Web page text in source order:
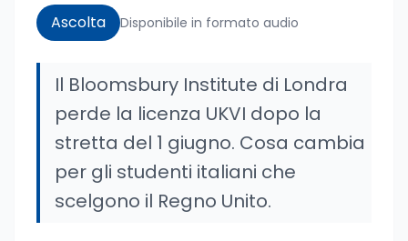
Ascolta Disponibile in formato audio
Il Bloomsbury Institute di Londra
perde la licenza UKVI dopo la
stretta del 1 giugno. Cosa cambia
per gli studenti italiani che
scelgono il Regno Unito.